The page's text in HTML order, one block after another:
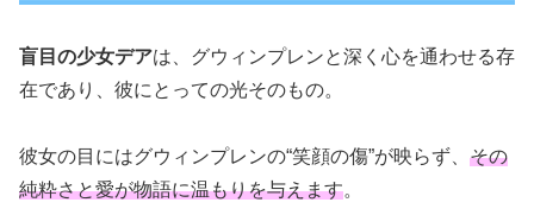
盲目の少女デアは、グウィンプレンと深く心を通わせる存
在であり、彼にとっての光そのもの。
彼女の目にはグウィンプレンの“笑顔の傷”が映らず、 その
純粋さと愛が物語に温もりを与えます。